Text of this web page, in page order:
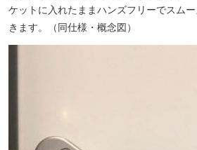
ケットに入れたままハンズフリーでスム
きます。（同仕様・概念図）